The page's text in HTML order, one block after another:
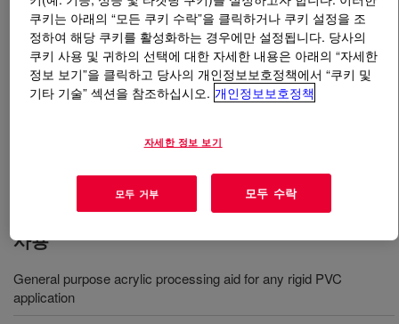
Aid?
An acrylic processing aid designed to improve the
processing of rigid and flexible vinyl (PVC), providing the
best balance of melt strength/viscosity, with up to 25%
is particularly well-suited for film and sheet, including for
and for luxury vinyl tile (LVT).
사용
General purpose acrylic processing aid for any rigid PVC
application
쿠키는 아래의 “모든 쿠키 수락”을 클릭하거나 쿠키 설정을 조
정하여 해당 쿠키를 활성화하는 경우에만 설정됩니다. 당사의
쿠키 사용 및 귀하의 선택에 대한 자세한 내용은 아래의 “자세한
정보 보기”을 클릭하고 당사의 개인정보보호정책에서 “쿠키 및
기타 기술” 섹션을 참조하십시오. 개인정보보호정책
자세한 정보 보기
모두 거부 모두 수락